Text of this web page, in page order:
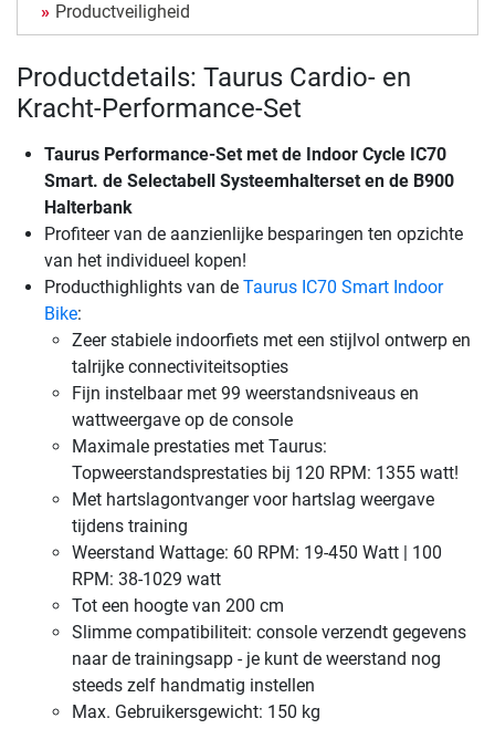
Productveiligheid
Productdetails: Taurus Cardio- en
Kracht-Performance-Set
Taurus Performance-Set met de Indoor Cycle IC70
Smart. de Selectabell Systeemhalterset en de B900
Halterbank
Profiteer van de aanzienlijke besparingen ten opzichte
van het individueel kopen!
Producthighlights van de Taurus IC70 Smart Indoor
Bike:
Zeer stabiele indoorfiets met een stijlvol ontwerp en
talrijke connectiviteitsopties
Fijn instelbaar met 99 weerstandsniveaus en
wattweergave op de console
Maximale prestaties met Taurus:
Topweerstandsprestaties bij 120 RPM: 1355 watt!
Met hartslagontvanger voor hartslag weergave
tijdens training
Weerstand Wattage: 60 RPM: 19-450 Watt | 100
RPM: 38-1029 watt
Tot een hoogte van 200 cm
Slimme compatibiliteit: console verzendt gegevens
naar de trainingsapp - je kunt de weerstand nog
steeds zelf handmatig instellen
Max. Gebruikersgewicht: 150 kg